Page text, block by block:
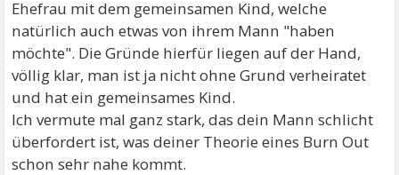
Ehefrau mit dem gemeinsamen Kind, welche
natürlich auch etwas von ihrem Mann "haben
möchte". Die Gründe hierfür liegen auf der Hand,
völlig klar, man ist ja nicht ohne Grund verheiratet
und hat ein gemeinsames Kind.
Ich vermute mal ganz stark, das dein Mann schlicht
überfordert ist, was deiner Theorie eines Burn Out
schon sehr nahe kommt.